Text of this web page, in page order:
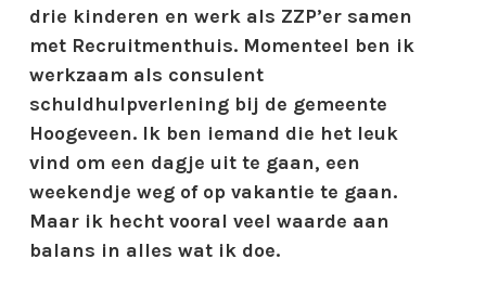
drie kinderen en werk als ZZP’er samen
met Recruitmenthuis. Momenteel ben ik
werkzaam als consulent
schuldhulpverlening bij de gemeente
Hoogeveen. Ik ben iemand die het leuk
vind om een dagje uit te gaan, een
weekendje weg of op vakantie te gaan.
Maar ik hecht vooral veel waarde aan
balans in alles wat ik doe.